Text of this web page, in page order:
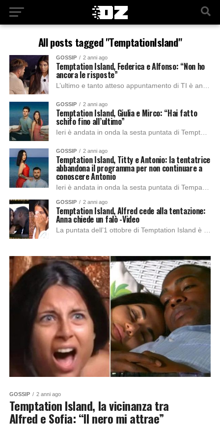
All posts tagged "TemptationIsland"
GOSSIP 2 anni ago
Temptation Island, Federica e Alfonso: “Non ho
ancora le risposte”
GOSSIP 2 anni ago
Temptation Island, Giulia e Mirco: “Hai fatto
schifo fino all’ultimo”
Ieri è andata in onda la sesta puntata di Temptation Island, condotta da Filippo Bisciglia. La puntata è iniziata con un po’ di suspense poichè Filippo...
GOSSIP 2 anni ago
Temptation Island, Titty e Antonio: la tentatrice
abbandona il programma per non continuare a
conoscere Antonio
GOSSIP 2 anni ago
Temptation Island, Alfred cede alla tentazione:
Anna chiede un falò -Video
GOSSIP 2 anni ago
Temptation Island, la vicinanza tra
Alfred e Sofia: “Il nero mi attrae”